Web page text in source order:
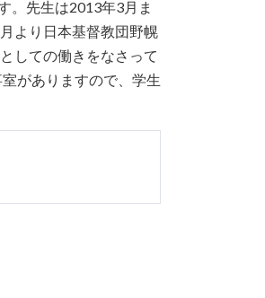
。先生は2013年3月ま
より日本基督教団野幌
しての働きをなさって
がありますので、学生